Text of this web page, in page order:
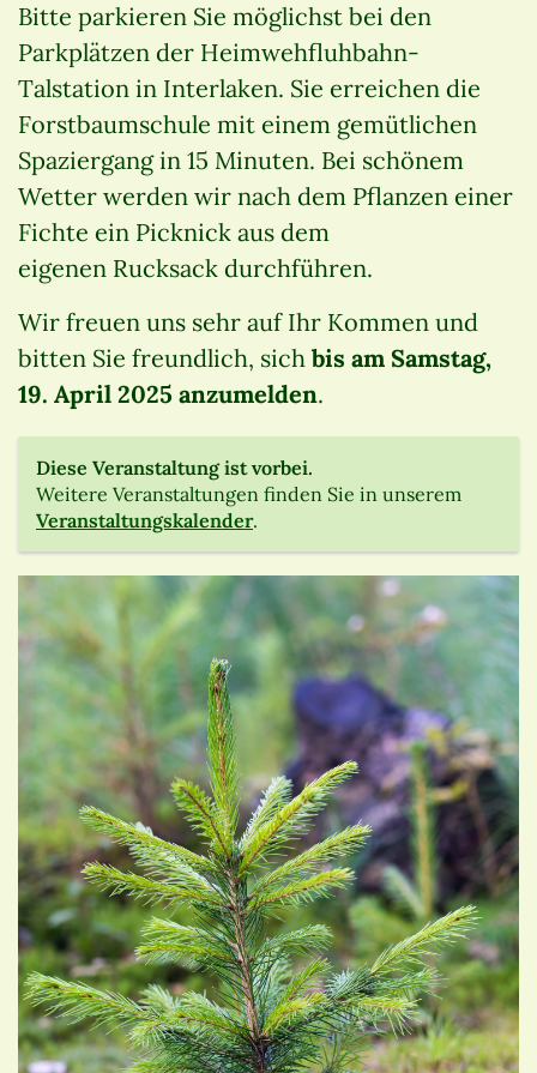
Bitte parkieren Sie möglichst bei den
Parkplätzen der Heimwehfluhbahn-
Talstation in Interlaken. Sie erreichen die
Forstbaumschule mit einem gemütlichen
Spaziergang in 15 Minuten. Bei schönem
Wetter werden wir nach dem Pflanzen einer
Fichte ein Picknick aus dem
eigenen Rucksack durchführen.
Wir freuen uns sehr auf Ihr Kommen und
bitten Sie freundlich, sich bis am Samstag,
19. April 2025 anzumelden.
Diese Veranstaltung ist vorbei.
Weitere Veranstaltungen finden Sie in unserem
Veranstaltungskalender.